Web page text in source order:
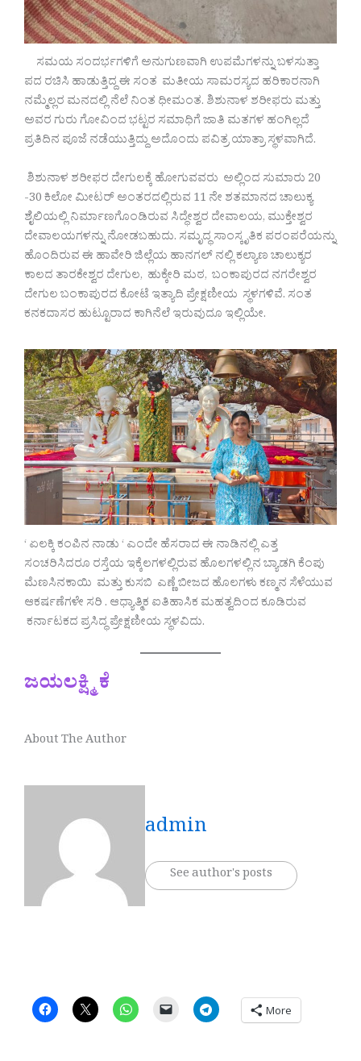
ಸಮಯ ಸಂದರ್ಭಗಳಿಗೆ ಅನುಗುಣವಾಗಿ ಉಪಮೆಗಳನ್ನು ಬಳಸುತ್ತಾ
ಪದ ರಚಿಸಿ ಹಾಡುತ್ತಿದ್ದ ಈ ಸಂತ ಮತೀಯ ಸಾಮರಸ್ಯದ ಹರಿಕಾರನಾಗಿ
ನಮ್ಮೆಲ್ಲರ ಮನದಲ್ಲಿ ನೆಲೆ ನಿಂತ ಧೀಮಂತ. ಶಿಶುನಾಳ ಶರೀಫರು ಮತ್ತು
ಅವರ ಗುರು ಗೋವಿಂದ ಭಟ್ಟರ ಸಮಾಧಿಗೆ ಜಾತಿ ಮತಗಳ ಹಂಗಿಲ್ಲದೆ
ಪ್ರತಿದಿನ ಪೂಜೆ ನಡೆಯುತ್ತಿದ್ದು ಅದೊಂದು ಪವಿತ್ರ ಯಾತ್ರಾ ಸ್ಥಳವಾಗಿದೆ.
ಶಿಶುನಾಳ ಶರೀಫರ ದೇಗುಲಕ್ಕೆ ಹೋಗುವವರು ಅಲ್ಲಿಂದ ಸುಮಾರು 20
-30 ಕಿಲೋ ಮೀಟರ್ ಅಂತರದಲ್ಲಿರುವ 11 ನೇ ಶತಮಾನದ ಚಾಲುಕ್ಯ
ಶೈಲಿಯಲ್ಲಿ ನಿರ್ಮಾಣಗೊಂಡಿರುವ ಸಿದ್ಧೇಶ್ವರ ದೇವಾಲಯ, ಮುಕ್ತೇಶ್ವರ
ದೇವಾಲಯಗಳನ್ನು ನೋಡಬಹುದು. ಸಮೃದ್ಧ ಸಾಂಸ್ಕೃತಿಕ ಪರಂಪರೆಯನ್ನು
ಹೊಂದಿರುವ ಈ ಹಾವೇರಿ ಜಿಲ್ಲೆಯ ಹಾನಗಲ್ ನಲ್ಲಿ ಕಲ್ಯಾಣ ಚಾಲುಕ್ಯರ
ಕಾಲದ ತಾರಕೇಶ್ವರ ದೇಗುಲ, ಹುಕ್ಕೇರಿ ಮಠ, ಬಂಕಾಪುರದ ನಗರೇಶ್ವರ
ದೇಗುಲ ಬಂಕಾಪುರದ ಕೋಟೆ ಇತ್ಯಾದಿ ಪ್ರೇಕ್ಷಣೀಯ ಸ್ಥಳಗಳಿವೆ. ಸಂತ
ಕನಕದಾಸರ ಹುಟ್ಟೂರಾದ ಕಾಗಿನೆಲೆ ಇರುವುದೂ ಇಲ್ಲಿಯೇ.
‘ ಏಲಕ್ಕಿ ಕಂಪಿನ ನಾಡು ‘ ಎಂದೇ ಹೆಸರಾದ ಈ ನಾಡಿನಲ್ಲಿ ಎತ್ತ
ಸಂಚರಿಸಿದರೂ ರಸ್ತೆಯ ಇಕ್ಕೆಲಗಳಲ್ಲಿರುವ ಹೊಲಗಳಲ್ಲಿನ ಬ್ಯಾಡಗಿ ಕೆಂಪು
ಮೆಣಸಿನಕಾಯಿ ಮತ್ತು ಕುಸಬಿ ಎಣ್ಣೆ ಬೀಜದ ಹೊಲಗಳು ಕಣ್ಮನ ಸೆಳೆಯುವ
ಆಕರ್ಷಣೆಗಳೇ ಸರಿ . ಆಧ್ಯಾತ್ಮಿಕ ಐತಿಹಾಸಿಕ ಮಹತ್ವದಿಂದ ಕೂಡಿರುವ
ಕರ್ನಾಟಕದ ಪ್ರಸಿದ್ಧ ಪ್ರೇಕ್ಷಣೀಯ ಸ್ಥಳವಿದು.
ಜಯಲಕ್ಷ್ಮಿ ಕೆ
About The Author
admin
See author's posts
More